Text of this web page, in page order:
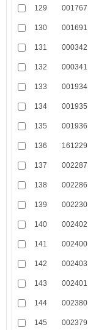
129 001767
130 001691
131 000342
132 000341
133 001934
134 001935
135 001936
136 161229
137 002287
138 002286
139 002230
140 002402
141 002400
142 002403
143 002401
144 002380
145 002379